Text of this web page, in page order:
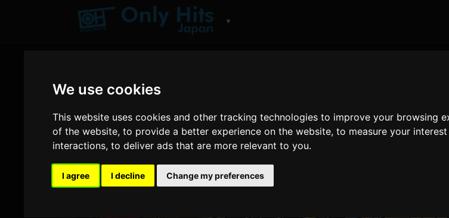
We use cookies
This website uses cookies and other tracking technologies to improve your browsing
of the website,to provide a better experience on the website,to measure your
interactions,to deliver ads that are more relevant to you.
I agree I decline Change my preferences
▼